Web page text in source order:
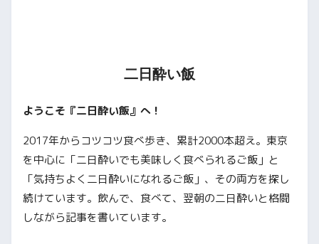
二日酔い飯
ようこそ『二日酔い飯』へ！
2017年からコツコツ食べ歩き、累計2000本超え。東京
を中心に「二日酔いでも美味しく食べられるご飯」と
「気持ちよく二日酔いになれるご飯」、その両方を探し
続けています。飲んで、食べて、翌朝の二日酔いと格闘
しながら記事を書いています。